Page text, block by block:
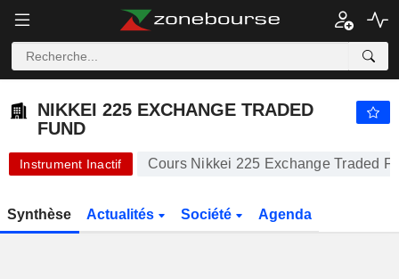
NIKKEI 225 EXCHANGE TRADED
FUND
Instrument Inactif Cours Nikkei 225 Exchange Traded
Synthèse Actualités Société Agenda